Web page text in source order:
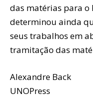
das matérias para o
determinou ainda
seus trabalhos em
tramitação das
Alexandre Back
UNOPress